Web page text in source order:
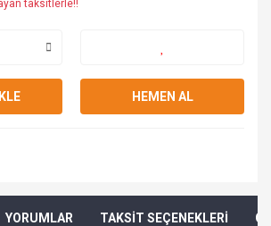
taksitlerle!!
HEMEN AL
YORUMLAR TAKSİT SEÇENEKLERİ